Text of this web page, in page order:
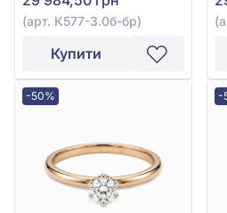
(арт. К577-3.0б-бр)
Купити
-50% -